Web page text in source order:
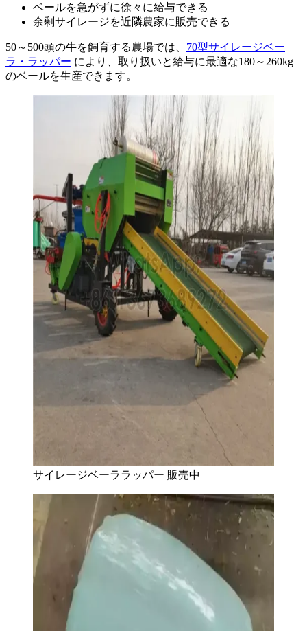
ベールを急がずに徐々に給与できる
余剰サイレージを近隣農家に販売できる
50～500頭の牛を飼育する農場では、 70型サイレージベー
ラ・ラッパー により、取り扱いと給与に最適な180～260kg
のベールを生産できます。
サイレージベーララッパー 販売中